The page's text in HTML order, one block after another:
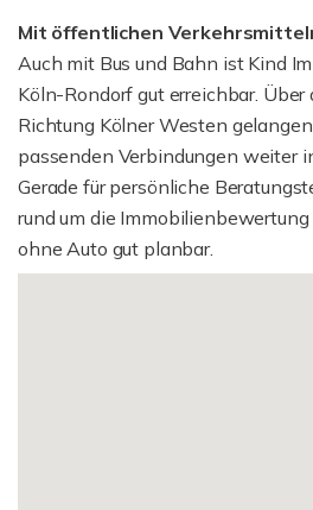
Mit öffentlichen
Auch mit Bus und Bahn ist Kind
Köln-Rondorf gut erreichbar.
Richtung Kölner Westen
passenden Verbindungen weiter
Gerade für persönliche
rund um die
ohne Auto gut planbar.